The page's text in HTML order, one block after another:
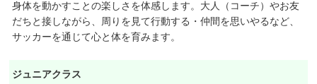
身体を動かすことの楽しさを体感します。大人（コーチ）やお友
だちと接しながら、周りを見て行動する・仲間を思いやるなど、
サッカーを通じて心と体を育みます。
ジュニアクラス